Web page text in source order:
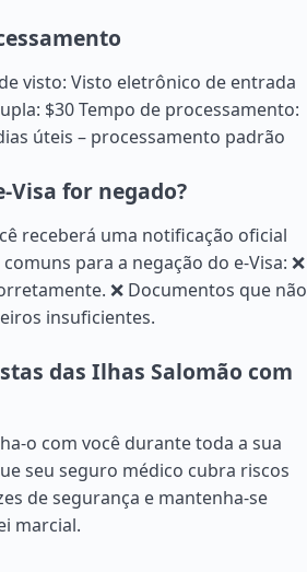
visto: Visto eletrônico de entrada
$30 Tempo de processamento:
úteis – processamento padrão
Visa for negado?
receberá uma notificação oficial
para a negação do e-Visa: ❌
❌ Documentos que não
insuficientes.
das Ilhas Salomão com
o com você durante toda a sua
seu seguro médico cubra riscos
de segurança e mantenha-se
marcial.